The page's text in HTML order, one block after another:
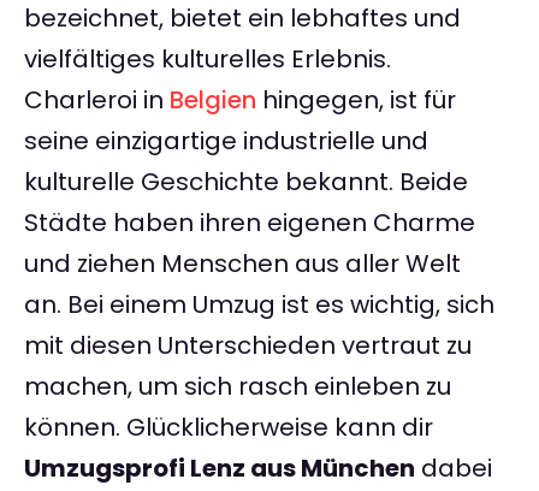
bezeichnet, bietet ein lebhaftes und
vielfältiges kulturelles Erlebnis.
Charleroi in Belgien hingegen, ist für
seine einzigartige industrielle und
kulturelle Geschichte bekannt. Beide
Städte haben ihren eigenen Charme
und ziehen Menschen aus aller Welt
an. Bei einem Umzug ist es wichtig, sich
mit diesen Unterschieden vertraut zu
machen, um sich rasch einleben zu
können. Glücklicherweise kann dir
Umzugsprofi Lenz aus München dabei